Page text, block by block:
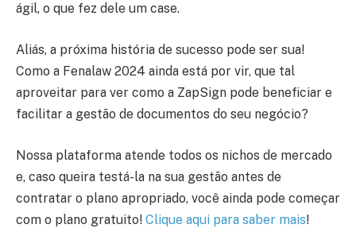
ágil, o que fez dele um case.
Aliás, a próxima história de sucesso pode ser sua!
Como a Fenalaw 2024 ainda está por vir, que tal
aproveitar para ver como a ZapSign pode beneficiar e
facilitar a gestão de documentos do seu negócio?
Nossa plataforma atende todos os nichos de mercado
e, caso queira testá-la na sua gestão antes de
contratar o plano apropriado, você ainda pode começar
com o plano gratuito! Clique aqui para saber mais!